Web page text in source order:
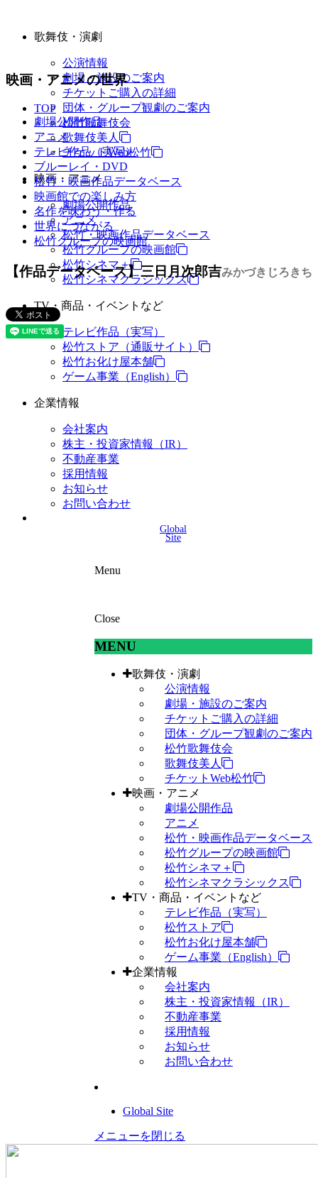
歌舞伎・演劇
公演情報
劇場・施設のご案内
チケットご購入の詳細
団体・グループ観劇のご案内
松竹歌舞伎会
歌舞伎美人
チケットWeb松竹
映画・アニメ
劇場公開作品
アニメ
松竹・映画作品データベース
松竹グループの映画館
松竹シネマ＋
松竹シネマクラシックス
TV・商品・イベントなど
テレビ作品（実写）
松竹ストア（通販サイト）
松竹お化け屋本舗
ゲーム事業（English）
企業情報
会社案内
株主・投資家情報（IR）
不動産事業
採用情報
お知らせ
お問い合わせ
Global
Site
Menu
Close
MENU
歌舞伎・演劇
公演情報
劇場・施設のご案内
チケットご購入の詳細
団体・グループ観劇のご案内
松竹歌舞伎会
歌舞伎美人
チケットWeb松竹
映画・アニメ
劇場公開作品
アニメ
松竹・映画作品データベース
松竹グループの映画館
松竹シネマ＋
松竹シネマクラシックス
TV・商品・イベントなど
テレビ作品（実写）
松竹ストア
松竹お化け屋本舗
ゲーム事業（English）
企業情報
会社案内
株主・投資家情報（IR）
不動産事業
採用情報
お知らせ
お問い合わせ
Global Site
メニューを閉じる
映画・アニメの世界
TOP
劇場公開作品
アニメ
テレビ作品（実写）
ブルーレイ・DVD
松竹・映画作品データベース
映画館での楽しみ方
名作を味わう・作る
世界につながる
松竹グループの映画館
【作品データベース】三日月次郎吉みかづきじろきち